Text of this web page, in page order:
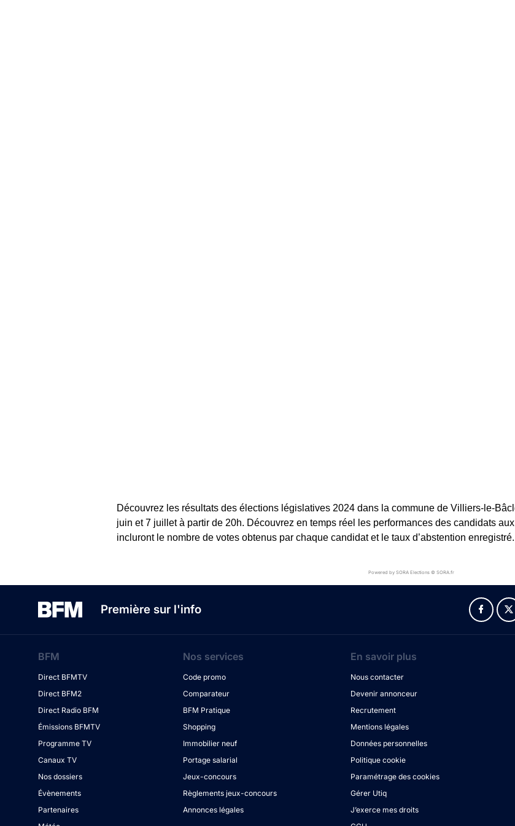
Découvrez les résultats des élections législatives 2024 dans la commune de Villiers-le-
juin et 7 juillet à partir de 20h. Découvrez en temps réel les performances des candidats
incluront le nombre de votes obtenus par chaque candidat et le taux d’abstention enregistré.
Powered by SORA Elections © SORA.fr
Première sur l'info
BFM
Direct BFMTV
Direct BFM2
Direct Radio BFM
Émissions BFMTV
Programme TV
Canaux TV
Nos dossiers
Évènements
Partenaires
Nos services
Code promo
Comparateur
BFM Pratique
Shopping
Immobilier neuf
Portage salarial
Jeux-concours
Règlements jeux-concours
Annonces légales
En savoir plus
Nous contacter
Devenir annonceur
Recrutement
Mentions légales
Données personnelles
Politique cookie
Paramétrage des cookies
Gérer Utiq
J’exerce mes droits